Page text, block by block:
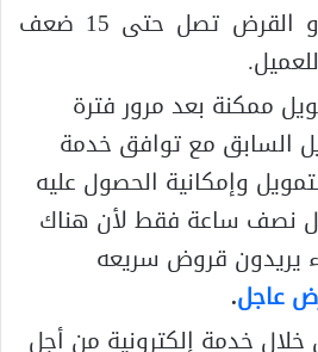
قيمة التمويل أو القرض تصل حتى 15 ضعف
ممكنة بعد مرور فترة
السابق مع توافق خدمة
وإمكانية الحصول عليه
نصف ساعة فقط لأن هناك
يريدون قروض سريعه
عاجل.
خدمة إلكترونية من أجل